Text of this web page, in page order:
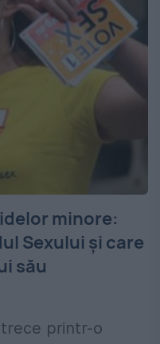
minore:
Sexului şi care
său
printr-o